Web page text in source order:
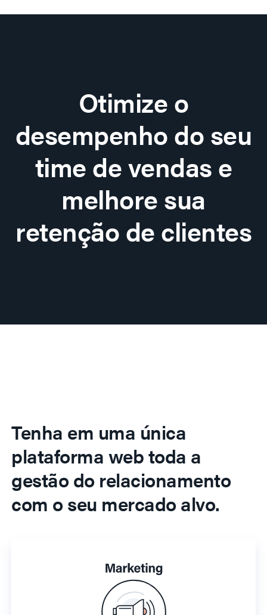
Otimize o
desempenho do seu
time de vendas e
melhore sua
retenção de clientes
Tenha em uma única
plataforma web toda a
gestão do relacionamento
com o seu mercado alvo.